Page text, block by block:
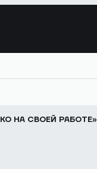
НА СВОЕЙ РАБОТЕ»